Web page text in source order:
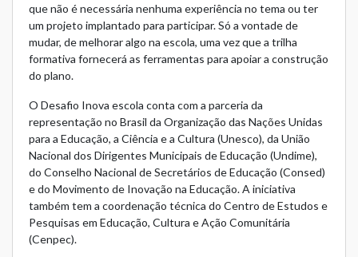
que não é necessária nenhuma experiência no tema ou ter
um projeto implantado para participar. Só a vontade de
mudar, de melhorar algo na escola, uma vez que a trilha
formativa fornecerá as ferramentas para apoiar a construção
do plano.
O Desafio Inova escola conta com a parceria da
representação no Brasil da Organização das Nações Unidas
para a Educação, a Ciência e a Cultura (Unesco), da União
Nacional dos Dirigentes Municipais de Educação (Undime),
do Conselho Nacional de Secretários de Educação (Consed)
e do Movimento de Inovação na Educação. A iniciativa
também tem a coordenação técnica do Centro de Estudos e
Pesquisas em Educação, Cultura e Ação Comunitária
(Cenpec).